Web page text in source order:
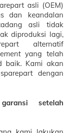
asli (OEM)
dan keandalan
asli tidak
diproduksi lagi,
alternatif
yang telah
baik. Kami akan
dengan
setelah